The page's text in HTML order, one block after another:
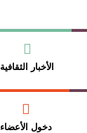
الأخبار الثقافية
دخول الأعضاء